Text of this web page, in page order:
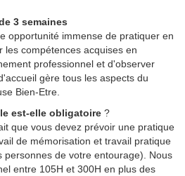
3 semaines
opportunité immense de pratiquer en
les compétences acquises en
professionnel et d'observer
gère tous les aspects du
Bien-Etre.
est-elle obligatoire ?
que vous devez prévoir une pratique
de mémorisation et travail pratique
personnes de votre entourage). Nous
entre 105H et 300H en plus des